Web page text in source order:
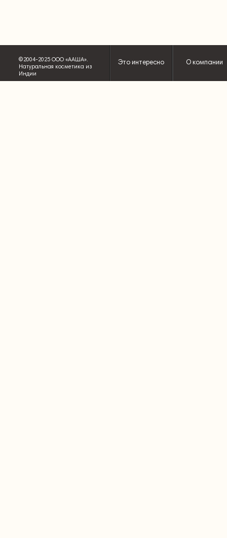
Это интересно О компании
©2004-2025 ООО «ААША».
Натуральная косметика из
Индии